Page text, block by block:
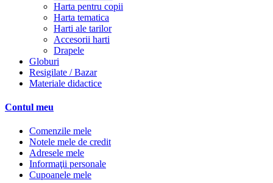
Harta pentru copii
Harta tematica
Harti ale tarilor
Accesorii harti
Drapele
Globuri
Resigilate / Bazar
Materiale didactice
Contul meu
Comenzile mele
Notele mele de credit
Adresele mele
Informaţii personale
Cupoanele mele